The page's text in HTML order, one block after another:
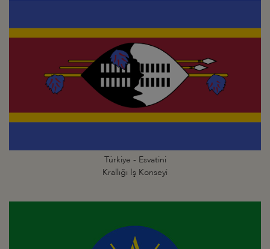
Türkiye - Esvatini
Krallığı İş Konseyi